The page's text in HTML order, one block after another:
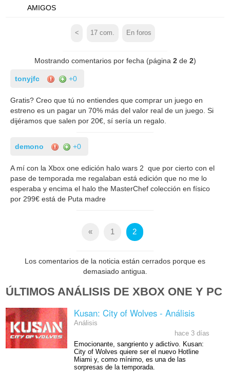
AMIGOS
< 17 com. En foros
Mostrando comentarios por fecha (página 2de 2)
tonyjfc +0
Gratis? Creo que tú no entiendes que comprar un juego en
estreno es un pagar un 70% más del valor real de un juego. Si
dijéramos que salen por 20€, sí sería un regalo.
demono +0
A mí con la Xbox one edición halo wars 2 que por cierto con el
pase de temporada me regalaban está edición que no me lo
esperaba y encima el halo the MasterChef colección en físico
por 299€ está de Puta madre
« 1 2
Los comentarios de la noticia están cerrados porque es
demasiado antigua.
ÚLTIMOS ANÁLISIS DE XBOX ONE Y PC
Kusan: City of Wolves - Análisis
Análisis
hace 3 días
Emocionante, sangriento y adictivo. Kusan:
City of Wolves quiere ser el nuevo Hotline
Miami y, como mínimo, es una de las
sorpresas de la temporada.